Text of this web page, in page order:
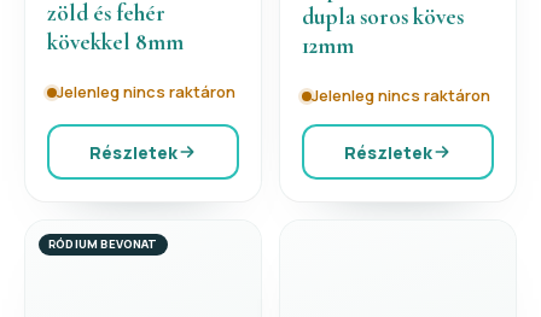
zöld és fehér
kövekkel 8mm
Jelenleg nincs raktáron
Részletek
dupla soros köves
12mm
Jelenleg nincs raktáron
Részletek
RÓDIUM BEVONAT